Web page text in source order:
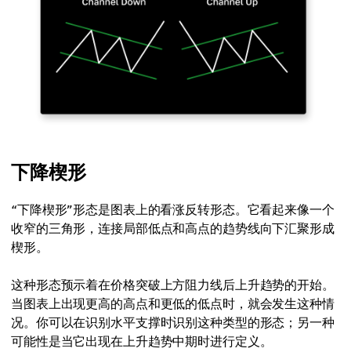
下降楔形
“下降楔形”形态是图表上的看涨反转形态。它看起来像一个
收窄的三角形，连接局部低点和高点的趋势线向下汇聚形成
楔形。
这种形态预示着在价格突破上方阻力线后上升趋势的开始。
当图表上出现更高的高点和更低的低点时，就会发生这种情
况。你可以在识别水平支撑时识别这种类型的形态；另一种
可能性是当它出现在上升趋势中期时进行定义。